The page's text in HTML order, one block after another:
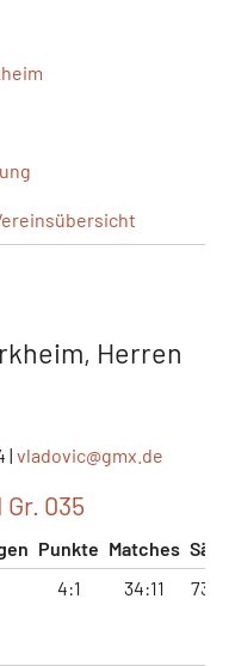
Herren
| vladovic@gmx.de
035
Punkte Matches
4:1 34:11